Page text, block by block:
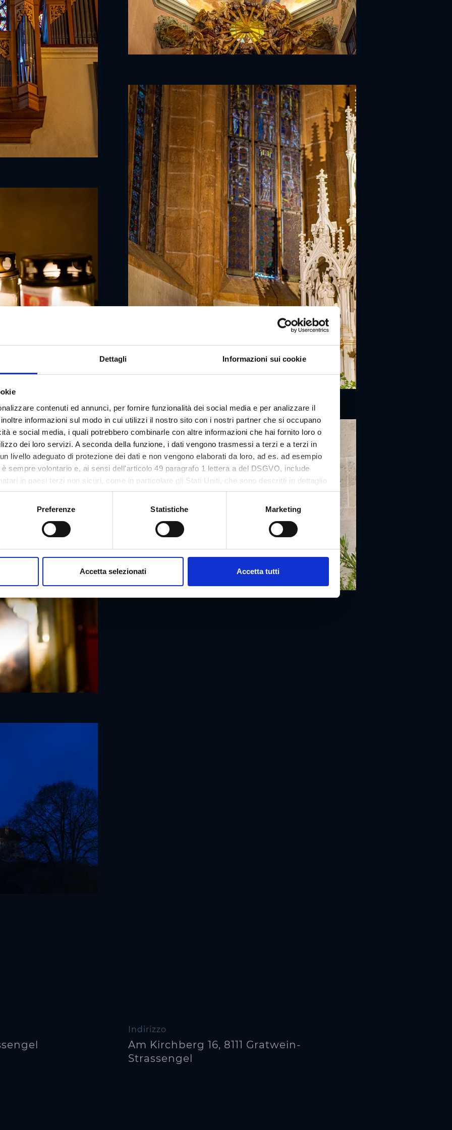
Dettagli Informazioni sui cookie
contenuti ed annunci, per fornire funzionalità dei social media e per analizzare il
informazioni sul modo in cui utilizzi il nostro sito con i nostri partner che si occupano
e social media, i quali potrebbero combinarle con altre informazioni che hai fornito loro o
dei loro servizi. A seconda della funzione, i dati vengono trasmessi a terzi e a terzi in
livello adeguato di protezione dei dati e non vengono elaborati da loro, ad es. ad esempio
sempre volontario e, ai sensi dell'articolo 49 paragrafo 1 lettera a del DSGVO, include
in paesi terzi non sicuri, come in particolare gli Stati Uniti, che sono descritti in dettaglio
dei dati. Il tuo consenso non è richiesto per l'utilizzo del nostro sito Web e può essere
momento sul nostro sito.
Preferenze Statistiche Marketing
Accetta selezionati Accetta tutti
Indirizzo
Am Kirchberg 16, 8111 Gratwein-
Strassengel